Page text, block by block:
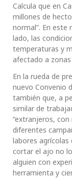
Calcula que en
millones de
normal”. En este
lado, las
temperaturas y
afectado a
En la rueda de
nuevo Convenio
también que, a
similar de
“extranjeros,
diferentes
labores agrícolas
cortar el ajo no
alguien con
herramienta y